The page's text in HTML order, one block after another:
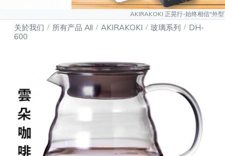
AKIRAKOKI 正晃行-始终相信"
关於我们 所有产品 All AKIRAKOKI 玻璃系列
DH-
600